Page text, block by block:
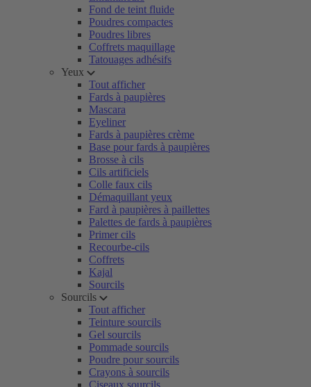
Fond de teint fluide
Poudres compactes
Poudres libres
Coffrets maquillage
Tatouages adhésifs
Yeux
Tout afficher
Fards à paupières
Mascara
Eyeliner
Fards à paupières crème
Base pour fards à paupières
Brosse à cils
Cils artificiels
Colle faux cils
Démaquillant yeux
Fard à paupières à paillettes
Palettes de fards à paupières
Primer cils
Recourbe-cils
Coffrets
Kajal
Sourcils
Sourcils
Tout afficher
Teinture sourcils
Gel sourcils
Pommade sourcils
Poudre pour sourcils
Crayons à sourcils
Ciseaux sourcils